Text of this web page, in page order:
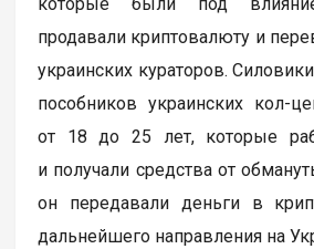
продавали криптовалюту и
украинских кураторов.
пособников украинских кол-
от 18 до 25 лет, которые
и получали средства от
он передавали деньги в
дальнейшего направления на